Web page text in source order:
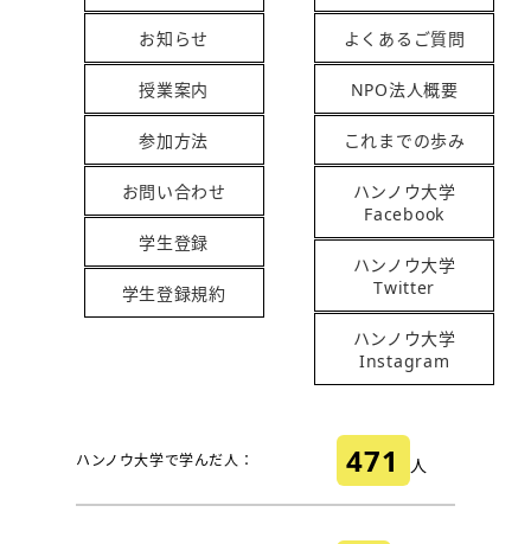
お知らせ
授業案内
参加方法
お問い合わせ
学生登録
学生登録規約
よくあるご質問
NPO法人概要
これまでの歩み
ハンノウ大学
Facebook
ハンノウ大学
Twitter
ハンノウ大学
Instagram
ハンノウ大学で学んだ人： 471 人